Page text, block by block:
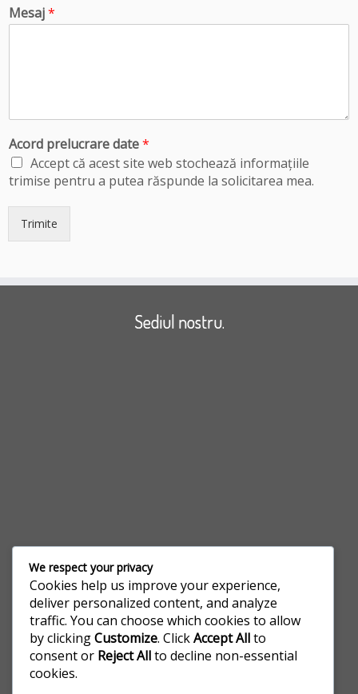
Mesaj*
Acord prelucrare date*
Accept că acest site web stochează informațiile
trimise pentru a putea răspunde la solicitarea mea.
Trimite
Sediul nostru.
Contact
RETELE-IASI SRL
Evo Business Center, Soseaua Pacurari, numarul 127.
Iași România
office@retele-iasi.ro
We respect your privacy
Cookies help us improve your experience,
deliver personalized content, and analyze
traffic. You can choose which cookies to allow
by clickingCustomize. ClickAccept Allto
consent or Reject Allto decline non-essential
cookies.